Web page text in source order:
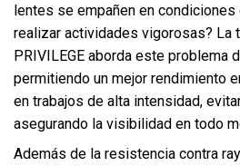
lentes se empañen en condiciones
realizar actividades vigorosas? La
PRIVILEGE aborda este problema
permitiendo un mejor rendimiento
en trabajos de alta intensidad,
asegurando la visibilidad en todo
Además de la resistencia contra